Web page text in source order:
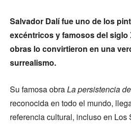
Salvador Dalí fue uno de los
excéntricos y famosos del siglo
obras lo convirtieron en una
surrealismo.
Su famosa obraLa persistencia
reconocida en todo el mundo,
referencia cultural, incluso en Los